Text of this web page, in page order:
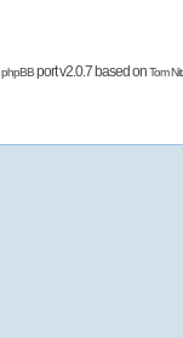
phpBBport v2.0.7 based onTom